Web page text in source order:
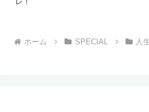
ホーム SPECIAL 人